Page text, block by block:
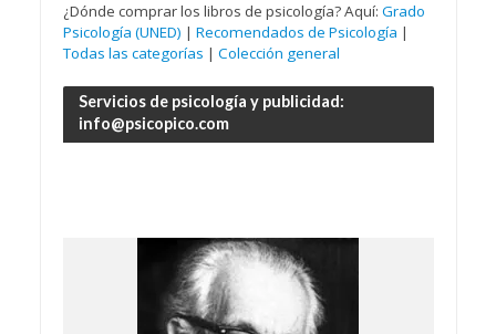
¿Dónde comprar los libros de psicología? Aquí: Grado
Psicología (UNED) | Recomendados de Psicología |
Todas las categorías | Colección general
Servicios de psicología y publicidad:
info@psicopico.com